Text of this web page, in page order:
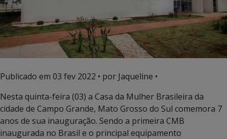
Publicado em 03 fev 2022 • por Jaqueline •
Nesta quinta-feira (03) a Casa da Mulher Brasileira da
cidade de Campo Grande, Mato Grosso do Sul comemora 7
anos de sua inauguração. Sendo a primeira CMB
inaugurada no Brasil e o principal equipamento